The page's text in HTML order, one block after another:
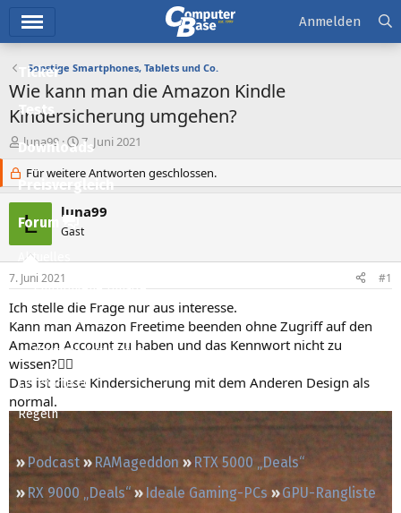
Ticker
Tests
Downloads
Preisvergleich
Forum
Aktuelles
Empfohlene Inhalte
Neue Beiträge
Neueste Aktivitäten
Leserartikel
Regeln
Podcast RAMageddon
RTX 5000 „Deals“
RX 9000 „Deals“
Ideale Gaming-PCs
GPU-Rangliste
Anmelden
Sonstige Smartphones, Tablets und Co.
Wie kann man die Amazon Kindle
Kindersicherung umgehen?
E
r
s
t
e
l
luna99
E
r
s
t
l
l
m
7. Juni 2021
Für weitere Antworten geschlossen.
L luna99
Gast
7. Juni 2021 #1
Ich stelle die Frage nur aus interesse.
Kann man Amazon Freetime beenden ohne Zugriff auf den
Amazon Account zu haben und das Kennwort nicht zu
wissen?🏴‍☠️
Das ist diese Kindersicherung mit dem Anderen Design als
normal.